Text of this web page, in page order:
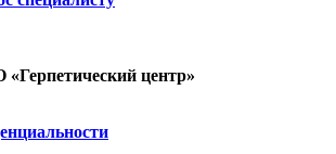
центр»